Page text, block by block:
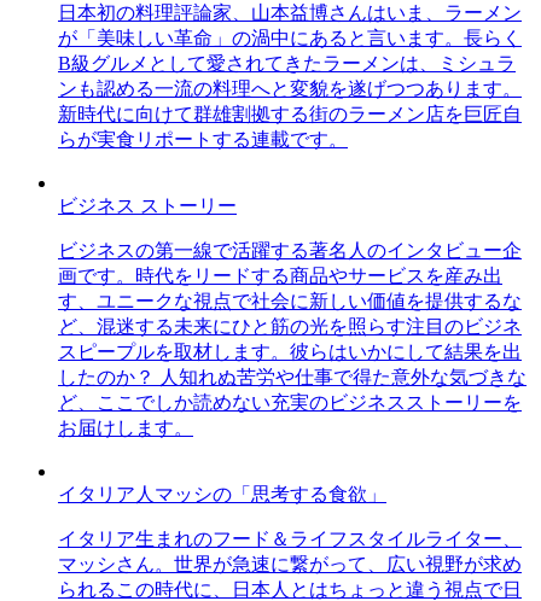
日本初の料理評論家、山本益博さんはいま、ラーメン
が「美味しい革命」の渦中にあると言います。長らく
B級グルメとして愛されてきたラーメンは、ミシュラ
ンも認める一流の料理へと変貌を遂げつつあります。
新時代に向けて群雄割拠する街のラーメン店を巨匠自
らが実食リポートする連載です。
ビジネス ストーリー
ビジネスの第一線で活躍する著名人のインタビュー企
画です。時代をリードする商品やサービスを産み出
す、ユニークな視点で社会に新しい価値を提供するな
ど、混迷する未来にひと筋の光を照らす注目のビジネ
スピープルを取材します。彼らはいかにして結果を出
したのか？ 人知れぬ苦労や仕事で得た意外な気づきな
ど、ここでしか読めない充実のビジネスストーリーを
お届けします。
イタリア人マッシの「思考する食欲」
イタリア生まれのフード＆ライフスタイルライター、
マッシさん。世界が急速に繋がって、広い視野が求め
られるこの時代に、日本人とはちょっと違う視点で日